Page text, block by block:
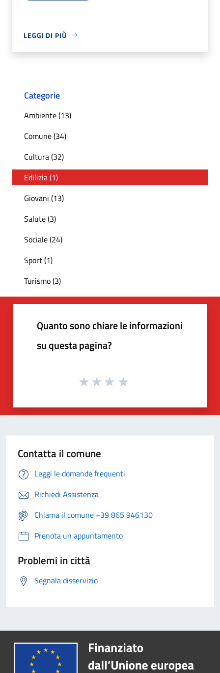
LEGGI DI PIÙ
Categorie
Ambiente (13)
Comune (34)
Cultura (32)
Edilizia (1)
Giovani (13)
Salute (3)
Sociale (24)
Sport (1)
Turismo (3)
Quanto sono chiare le informazioni
su questa pagina?
Contatta il comune
Leggi le domande frequenti
Richiedi Assistenza
Chiama il comune +39 865 946130
Prenota un appuntamento
Problemi in città
Segnala disservizio